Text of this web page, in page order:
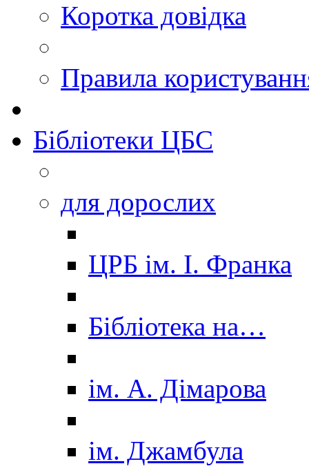
Коротка довідка
Правила
Бібліотеки ЦБС
для дорослих
ЦРБ ім. І. Франка
Бібліотека на…
ім. А. Дімарова
ім. Джамбула